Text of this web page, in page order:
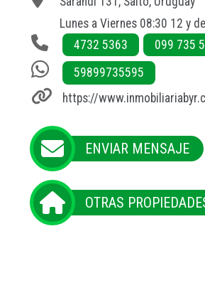
Lunes a Viernes 08:30 12 y
4732 5363
099 735
59899735595
https://
ENVIAR MENSAJE
OTRAS